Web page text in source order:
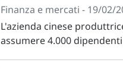
Finanza e mercati - 19/02/
L'azienda cinese
assumere 4.000